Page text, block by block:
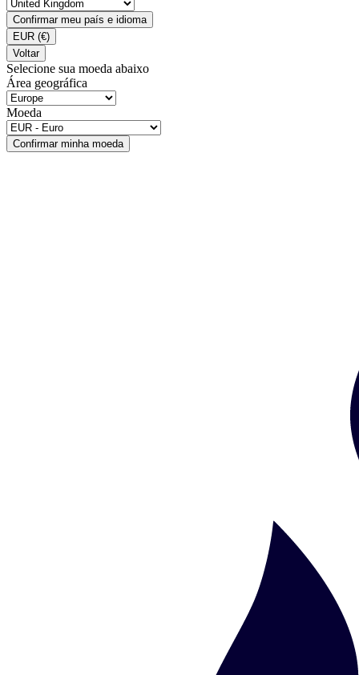
Confirmar meu país e idioma
EUR (€)
Voltar
Selecione sua moeda abaixo
Área geográfica
Moeda
Confirmar minha moeda